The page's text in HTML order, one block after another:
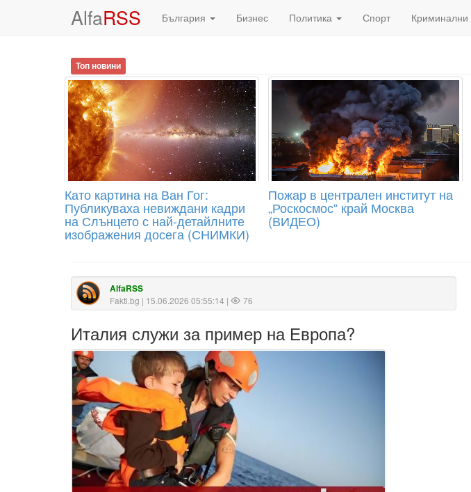
AlfaRSS България Бизнес Политика Спорт Криминални
Топ новини
Като картина на Ван Гог:
Публикуваха невиждани кадри
на Слънцето с най-детайлните
изображения досега (СНИМКИ)
Пожар в централен институт на
„Роскосмос“ край Москва
(ВИДЕО)
AlfaRSS
Fakti.bg | 15.06.2026 05:55:14 | 76
Италия служи за пример на Европа?